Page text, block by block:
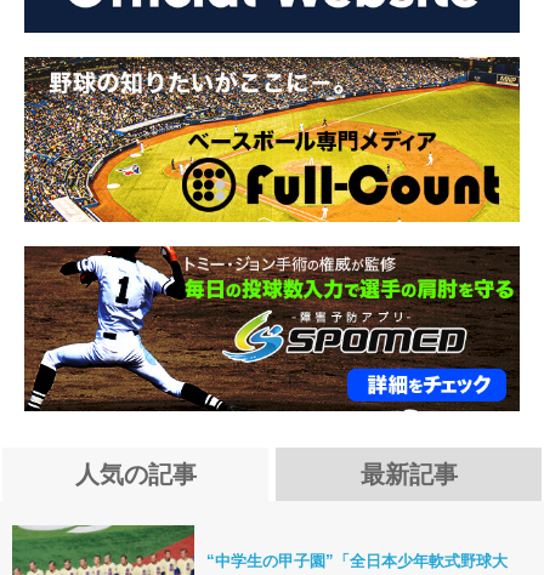
人気の記事 最新記事
“中学生の甲子園”「全日本少年軟式野球大